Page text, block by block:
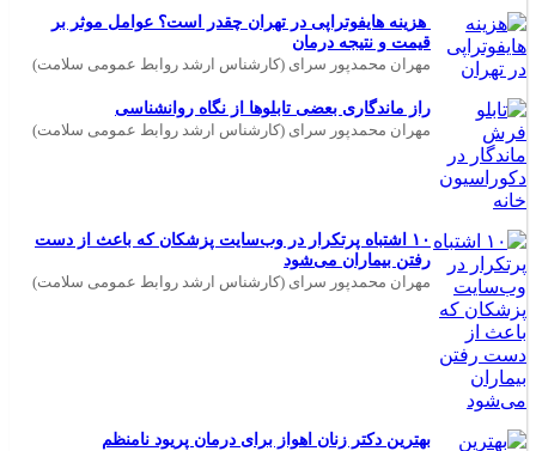
هزینه هایفوتراپی در تهران چقدر است؟ عوامل موثر بر
قیمت و نتیجه درمان
مهران محمدپور سرای (کارشناس ارشد روابط عمومی سلامت)
راز ماندگاری بعضی تابلوها از نگاه روانشناسی
مهران محمدپور سرای (کارشناس ارشد روابط عمومی سلامت)
۱۰ اشتباه پرتکرار در وب‌سایت پزشکان که باعث از دست
رفتن بیماران می‌شود
مهران محمدپور سرای (کارشناس ارشد روابط عمومی سلامت)
بهترین دکتر زنان اهواز برای درمان پریود نامنظم